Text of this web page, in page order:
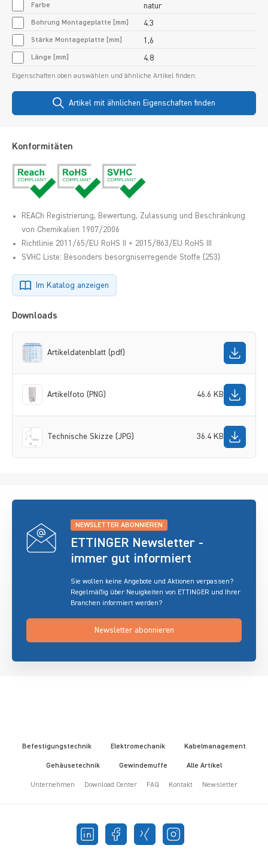
Farbe natur
Bohrung Montageplatte [mm] 4.3
Stärke Montageplatte [mm] 1,6
Länge [mm] 4.8
Eigenschaften oben auswählen und ähnliche Artikel finden:
Artikel mit ähnlichen Eigenschaften finden
Konformitäten
REACh Registrierung, Bewertung, Zulassung und Beschränkung
von Chemikalien 1907/2006
Richtlinie 2011/65/EU RoHS II + 2015/863/EU RoHS III
SVHC Liste: Besonders besorgniserregende Stoffe (253)
Im Katalog anzeigen
Downloads
Artikeldatenblatt (pdf)
Artikelfoto (PNG) 46.6 KB
Technische Skizze (JPG) 36.4 KB
NEWSLETTER ABONNIEREN
ETTINGER Newsletter -
immer gut informiert
Sie wollen keine Angebote und Aktionen verpassen?
Regelmäßig über Neuigkeiten von ETTINGER und Ihrer
Branchen informiert werden?
Newsletter abonnieren
Befestigungstechnik Elektromechanik Kabelmanagement
Gehäusetechnik Gewindemuffe Alle Artikel
Unternehmen Download Center FAQ Kontakt Newsletter